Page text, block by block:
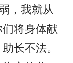
，我就从
将身体献
长不法。